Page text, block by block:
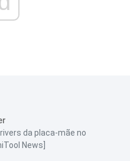
da placa-mãe no
News]